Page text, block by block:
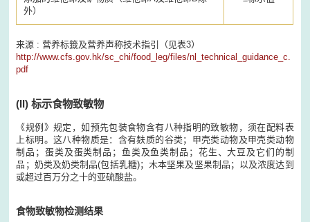
外）
来源 : 营养标籤及营养声称技术指引（见表3）
http://www.cfs.gov.hk/sc_chi/food_leg/files/nl_technical_guidance_c.
pdf
(II)标示食物致敏物
《规例》规定，如预先包装食物含有八种指明的致敏物，须在配料表
上标明。这八种物质是：含有麸质的谷类；甲壳类动物及甲壳类动物
制品；蛋类及蛋类制品；鱼类及鱼类制品；花生、大豆及它们的制
品；奶类及奶类制品(包括乳糖)；木本坚果及坚果制品；以及浓度达到
或超过百万分之十的亚硫酸盐。
食物致敏物检测结果